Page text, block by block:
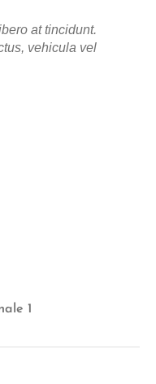
at tincidunt.
vehicula vel
1